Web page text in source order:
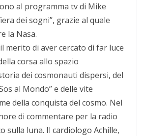
al programma tv di Mike
dei sogni”, grazie al quale
la Nasa.
merito di aver cercato di far luce
corsa allo spazio
dei cosmonauti dispersi, del
al Mondo” e delle vite
della conquista del cosmo. Nel
di commentare per la radio
sulla luna. Il cardiologo Achille,